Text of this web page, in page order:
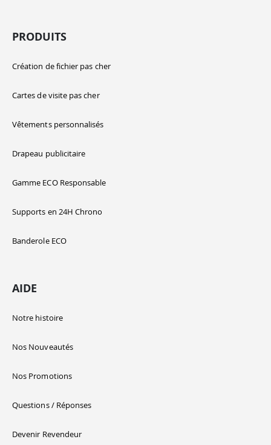
PRODUITS
Création de fichier pas cher
Cartes de visite pas cher
Vêtements personnalisés
Drapeau publicitaire
Gamme ECO Responsable
Supports en 24H Chrono
Banderole ECO
AIDE
Notre histoire
Nos Nouveautés
Nos Promotions
Questions / Réponses
Devenir Revendeur